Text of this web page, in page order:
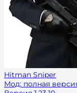
Hitman Sniper
Мод: полная